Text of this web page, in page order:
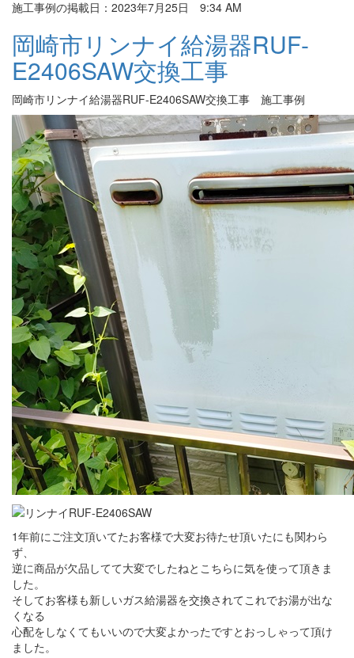
施工事例の掲載日：2023年7月25日 9:34 AM
岡崎市リンナイ給湯器RUF-
E2406SAW交換工事
岡崎市リンナイ給湯器RUF-E2406SAW交換工事 施工事例
1年前にご注文頂いてたお客様で大変お待たせ頂いたにも関わら
ず、
逆に商品が欠品してて大変でしたねとこちらに気を使って頂きま
した。
そしてお客様も新しいガス給湯器を交換されてこれでお湯が出な
くなる
心配をしなくてもいいので大変よかったですとおっしゃって頂け
ました。